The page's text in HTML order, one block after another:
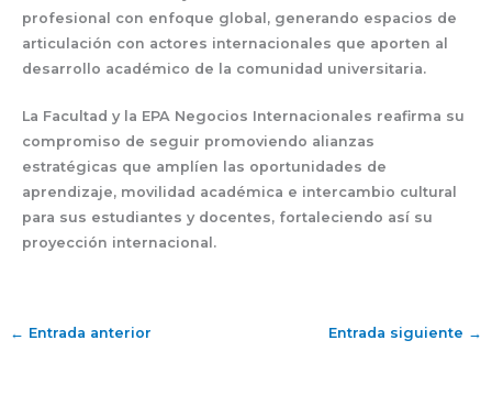
profesional con enfoque global, generando espacios de
articulación con actores internacionales que aporten al
desarrollo académico de la comunidad universitaria.
La Facultad y la EPA Negocios Internacionales reafirma su
compromiso de seguir promoviendo alianzas
estratégicas que amplíen las oportunidades de
aprendizaje, movilidad académica e intercambio cultural
para sus estudiantes y docentes, fortaleciendo así su
proyección internacional.
← Entrada anterior Entrada siguiente →